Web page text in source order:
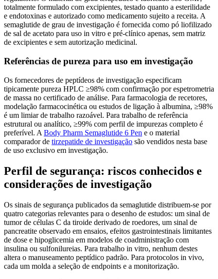
totalmente formulado com excipientes, testado quanto a esterilidade
e endotoxinas e autorizado como medicamento sujeito a receita. A
semaglutide de grau de investigação é fornecida como pó liofilizado
de sal de acetato para uso in vitro e pré-clínico apenas, sem matriz
de excipientes e sem autorização medicinal.
Referências de pureza para uso em investigação
Os fornecedores de peptídeos de investigação especificam
tipicamente pureza HPLC ≥98% com confirmação por espetrometria
de massa no certificado de análise. Para farmacologia de recetores,
modelação farmacocinética ou estudos de ligação à albumina, ≥98%
é um limiar de trabalho razoável. Para trabalho de referência
estrutural ou analítico, ≥99% com perfil de impurezas completo é
preferível. A Body Pharm Semaglutide 6 Pen e o material
comparador de tirzepatide de investigação são vendidos nesta base
de uso exclusivo em investigação.
Perfil de segurança: riscos conhecidos e
considerações de investigação
Os sinais de segurança publicados da semaglutide distribuem-se por
quatro categorias relevantes para o desenho de estudos: um sinal de
tumor de células C da tiroide derivado de roedores, um sinal de
pancreatite observado em ensaios, efeitos gastrointestinais limitantes
de dose e hipoglicemia em modelos de coadministração com
insulina ou sulfonilureias. Para trabalho in vitro, nenhum destes
altera o manuseamento peptídico padrão. Para protocolos in vivo,
cada um molda a seleção de endpoints e a monitorização.